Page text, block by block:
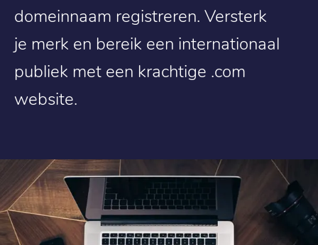
domeinnaam registreren. Versterk
je merk en bereik een internationaal
publiek met een krachtige .com
website.